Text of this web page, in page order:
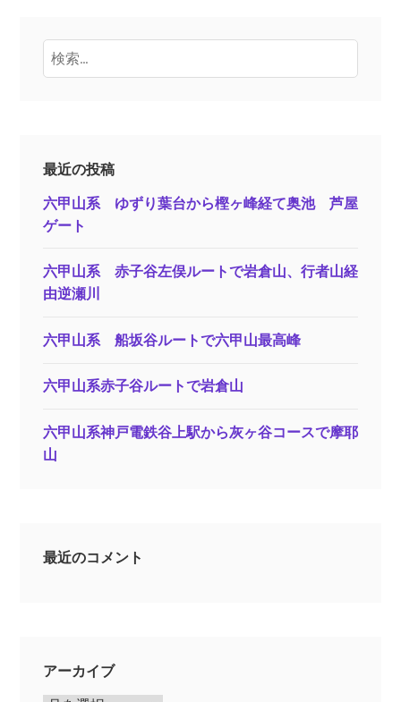
検
索:
最近の投稿
六甲山系 ゆずり葉台から樫ヶ峰経て奥池 芦屋
ゲート
六甲山系 赤子谷左俣ルートで岩倉山、行者山経
由逆瀬川
六甲山系 船坂谷ルートで六甲山最高峰
六甲山系赤子谷ルートで岩倉山
六甲山系神戸電鉄谷上駅から灰ヶ谷コースで摩耶
山
最近のコメント
アーカイブ